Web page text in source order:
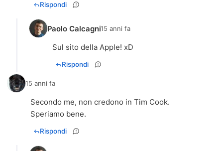
Rispondi
Paolo Calcagni15 anni fa
Sul sito della Apple! xD
Rispondi
15 anni fa
Secondo me, non credono in Tim Cook.
Rispondi